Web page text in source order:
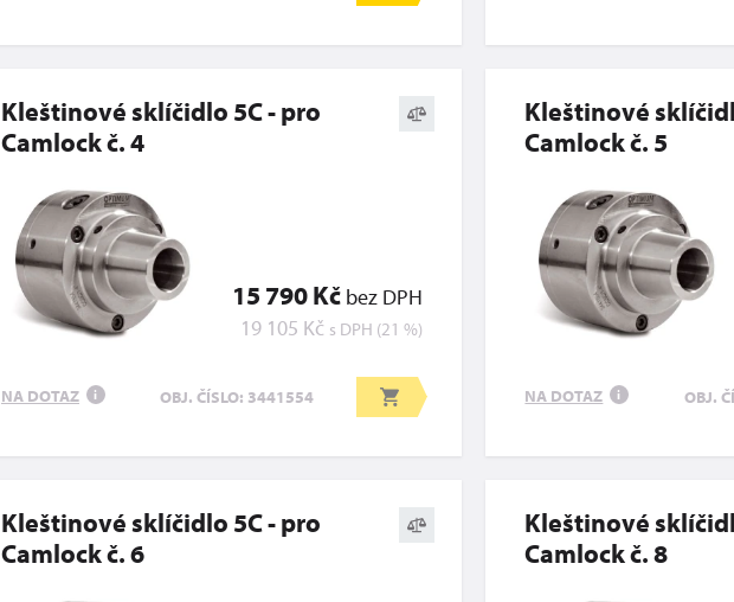
Kleštinové sklíčidlo 5C - pro
Camlock č. 4
15 790 Kč bez DPH
19 105 Kč s DPH (21 %)
NA DOTAZ i OBJ. ČÍSLO: 3441554
Kleštinové
Camlock č. 5
NA DOTAZ i OBJ.
Kleštinové sklíčidlo 5C - pro
Camlock č. 6
Kleštinové
Camlock č. 8